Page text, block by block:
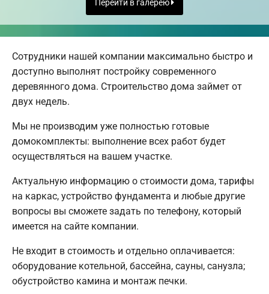
Перейти в галерею
Сотрудники нашей компании максимально быстро и
доступно выполнят постройку современного
деревянного дома. Строительство дома займет от
двух недель.
Мы не производим уже полностью готовые
домокомплекты: выполнение всех работ будет
осуществляться на вашем участке.
Актуальную информацию о стоимости дома, тарифы
на каркас, устройство фундамента и любые другие
вопросы вы сможете задать по телефону, который
имеется на сайте компании.
Не входит в стоимость и отдельно оплачивается:
оборудование котельной, бассейна, сауны, санузла;
обустройство камина и монтаж печки.